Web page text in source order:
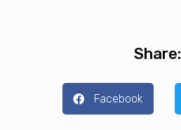
Share:
Facebook